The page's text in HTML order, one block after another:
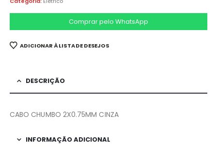
Comprar pelo WhatsApp
ADICIONAR À LISTA DE DESEJOS
DESCRIÇÃO
CABO CHUMBO 2X0.75MM CINZA
INFORMAÇÃO ADICIONAL